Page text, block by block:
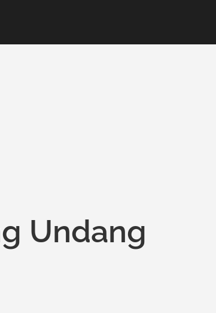
Undang